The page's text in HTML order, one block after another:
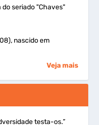
do seriado "Chaves"
nascido em
Veja mais
testa-os.”